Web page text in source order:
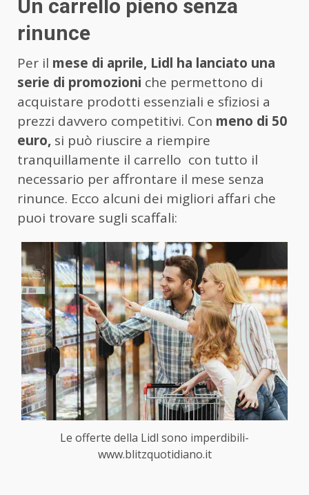
Un carrello pieno senza
rinunce
Per il mese di aprile, Lidl ha lanciato una
serie di promozioni che permettono di
acquistare prodotti essenziali e sfiziosi a
prezzi davvero competitivi. Con meno di 50
euro, si può riuscire a riempire
tranquillamente il carrello con tutto il
necessario per affrontare il mese senza
rinunce. Ecco alcuni dei migliori affari che
puoi trovare sugli scaffali:
Le offerte della Lidl sono imperdibili-
www.blitzquotidiano.it